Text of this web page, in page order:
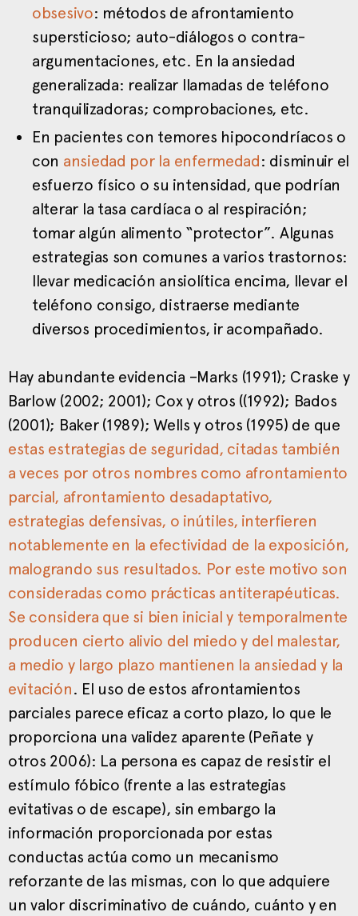
obsesivo: métodos de afrontamiento
supersticioso; auto-diálogos o contra-
argumentaciones, etc. En la ansiedad
generalizada: realizar llamadas de teléfono
tranquilizadoras; comprobaciones, etc.
En pacientes con temores hipocondríacos o
con ansiedad por la enfermedad: disminuir el
esfuerzo físico o su intensidad, que podrían
alterar la tasa cardíaca o al respiración;
tomar algún alimento “protector”. Algunas
estrategias son comunes a varios trastornos:
llevar medicación ansiolítica encima, llevar el
teléfono consigo, distraerse mediante
diversos procedimientos, ir acompañado.
Hay abundante evidencia –Marks (1991); Craske y
Barlow (2002; 2001); Cox y otros ((1992); Bados
(2001); Baker (1989); Wells y otros (1995) de que
estas estrategias de seguridad, citadas también
a veces por otros nombres como afrontamiento
parcial, afrontamiento desadaptativo,
estrategias defensivas, o inútiles, interfieren
notablemente en la efectividad de la exposición,
malogrando sus resultados. Por este motivo son
consideradas como prácticas antiterapéuticas.
Se considera que si bien inicial y temporalmente
producen cierto alivio del miedo y del malestar,
a medio y largo plazo mantienen la ansiedad y la
evitación. El uso de estos afrontamientos
parciales parece eficaz a corto plazo, lo que le
proporciona una validez aparente (Peñate y
otros 2006): La persona es capaz de resistir el
estímulo fóbico (frente a las estrategias
evitativas o de escape), sin embargo la
información proporcionada por estas
conductas actúa como un mecanismo
reforzante de las mismas, con lo que adquiere
un valor discriminativo de cuándo, cuánto y en